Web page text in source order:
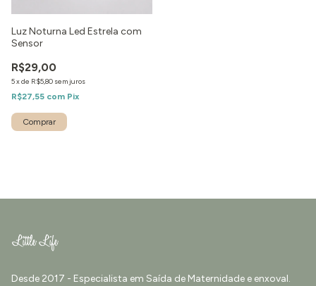
Luz Noturna Led Estrela com
Sensor
R$29,00
5xde R$5,80 sem juros
R$27,55 com Pix
Desde 2017 - Especialista em Saída de Maternidade e enxoval.